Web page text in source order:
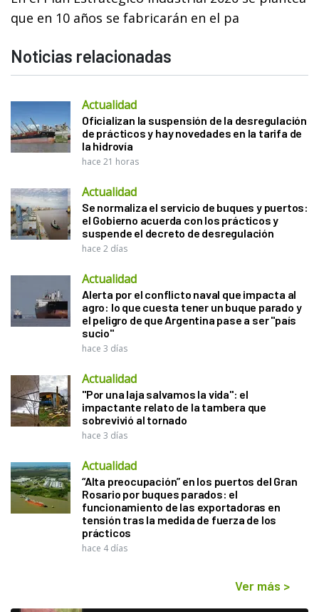
que en 10 años se fabricarán en el pa
Noticias relacionadas
Actualidad
Oficializan la suspensión de la desregulación
de prácticos y hay novedades en la tarifa de
la hidrovía
hace 21 horas
Actualidad
Se normaliza el servicio de buques y puertos:
el Gobierno acuerda con los prácticos y
suspende el decreto de desregulación
hace 2 días
Actualidad
Alerta por el conflicto naval que impacta al
agro: lo que cuesta tener un buque parado y
el peligro de que Argentina pase a ser "país
sucio"
hace 3 días
Actualidad
"Por una laja salvamos la vida": el
impactante relato de la tambera que
sobrevivió al tornado
hace 3 días
Actualidad
“Alta preocupación” en los puertos del Gran
Rosario por buques parados: el
funcionamiento de las exportadoras en
tensión tras la medida de fuerza de los
prácticos
hace 4 días
Ver más >